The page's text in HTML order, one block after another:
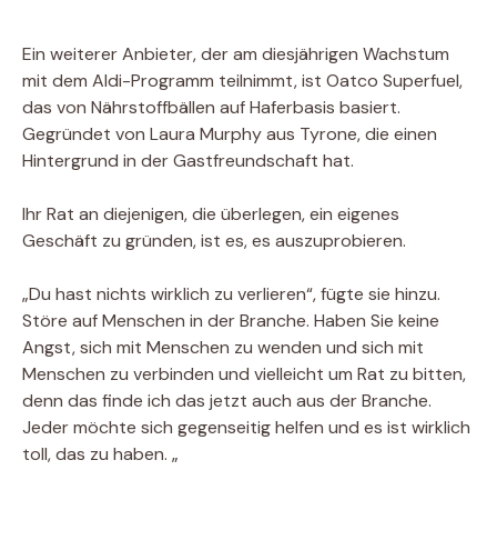
Ein weiterer Anbieter, der am diesjährigen Wachstum
mit dem Aldi-Programm teilnimmt, ist Oatco Superfuel,
das von Nährstoffbällen auf Haferbasis basiert.
Gegründet von Laura Murphy aus Tyrone, die einen
Hintergrund in der Gastfreundschaft hat.
Ihr Rat an diejenigen, die überlegen, ein eigenes
Geschäft zu gründen, ist es, es auszuprobieren.
„Du hast nichts wirklich zu verlieren“, fügte sie hinzu.
Störe auf Menschen in der Branche. Haben Sie keine
Angst, sich mit Menschen zu wenden und sich mit
Menschen zu verbinden und vielleicht um Rat zu bitten,
denn das finde ich das jetzt auch aus der Branche.
Jeder möchte sich gegenseitig helfen und es ist wirklich
toll, das zu haben. „